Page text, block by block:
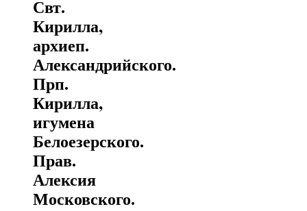
Свт.
Кирилла,
архиеп.
Александрийского.
Прп.
Кирилла,
игумена
Белоезерского.
Прав.
Алексия
Московского.